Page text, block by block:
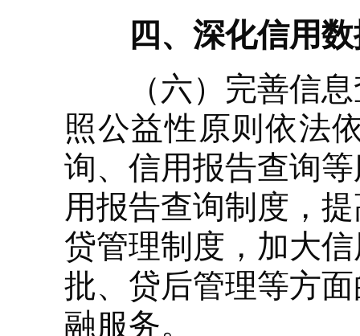
四、深化信用
（六）完善信息
照公益性原则依法
询、信用报告查询
用报告查询制度，
贷管理制度，加大
批、贷后管理等方
融服务。